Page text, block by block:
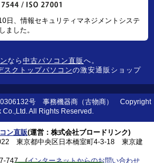
日、情報セキュリティマネジメントシステ
ました。
なら 中古パソコン直販 へ。
スクトップパソコンの激安通販ショップ
号 事務機器商（古物商） Copyright
All Rights Reserved.
ン直販(運営：株式会社ブロードリンク)
東京都中央区日本橋室町4-3-18 東京建
747(インターネットからのお問い合わせ